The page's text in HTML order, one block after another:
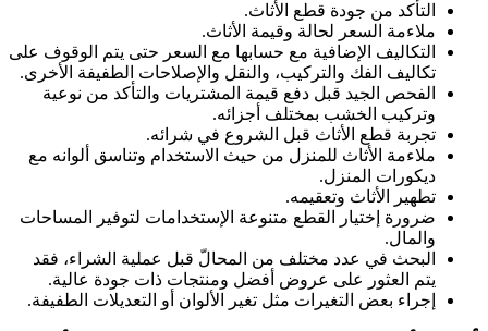
التأكد من جودة قطع الأثاث.
ملاءمة السعر لحالة وقيمة الأثاث.
التكاليف الإضافية مع حسابها مع السعر حتى يتم الوقوف على
تكاليف الفك والتركيب، والنقل والإصلاحات الطفيفة الأخرى.
الفحص الجيد قبل دفع قيمة المشتريات والتأكد من نوعية
وتركيب الخشب بمختلف أجزائه.
تجربة قطع الأثاث قبل الشروع في شرائه.
ملاءمة الأثاث للمنزل من حيث الاستخدام وتناسق ألوانه مع
ديكورات المنزل.
تطهير الأثاث وتعقيمه.
ضرورة إختيار القطع متنوعة الإستخدامات لتوفير المساحات
والمال.
البحث في عدد مختلف من المحالّ قبل عملية الشراء، فقد
يتم العثور على عروض أفضل ومنتجات ذات جودة عالية.
إجراء بعض التغيرات مثل تغير الألوان أو التعديلات الطفيفة.